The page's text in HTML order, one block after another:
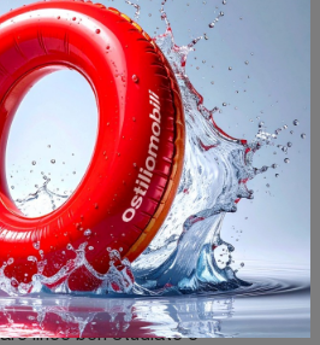
Riflessi
alle tue esigenze diamo
per la misurazione
post vendita con
Attualmente
con stile e charme, con
tonalità e dettagli attuali, è
a ammobiliare i
ingressodei più noti brand,
linee ben studiate e